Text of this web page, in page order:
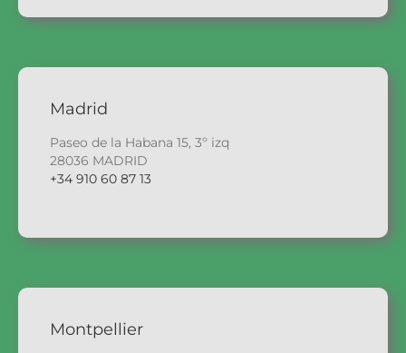
Madrid
Paseo de la Habana 15, 3º izq
28036 MADRID
+34 910 60 87 13
Montpellier